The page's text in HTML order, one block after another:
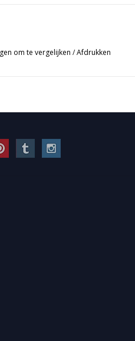
om te vergelijken /Afdrukken